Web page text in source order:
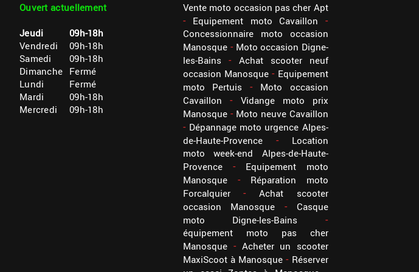
Ouvert actuellement
Jeudi
09h-18h
Vendredi
09h-18h
Samedi
09h-18h
Dimanche Fermé
Lundi
Fermé
Mardi
09h-18h
Mercredi
09h-18h
Vente moto occasion pas cher Apt
Equipement moto Cavaillon
Concessionnaire moto occasion
Manosque
Moto occasion Digne-
les-Bains
Achat scooter neuf
occasion Manosque
Equipement
moto Pertuis
Moto occasion
Cavaillon
Vidange moto prix
Manosque
Moto neuve Cavaillon
Dépannage moto urgence Alpes-
de-Haute-Provence
Location
moto week-end Alpes-de-Haute-
Provence
Equipement moto
Manosque
Réparation moto
Forcalquier
Achat scooter
occasion Manosque
Casque
moto Digne-les-Bains
équipement moto pas cher
Manosque
Acheter un scooter
MaxiScoot à Manosque
Réserver